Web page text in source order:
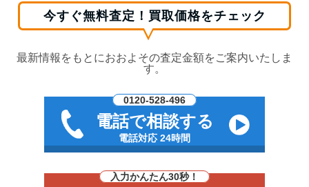
今すぐ無料査定！買取価格をチェック
最新情報をもとにおおよその査定金額をご案内いたしま
す。
0120-528-496
電話で相談する
電話対応 24時間
入力かんたん30秒！